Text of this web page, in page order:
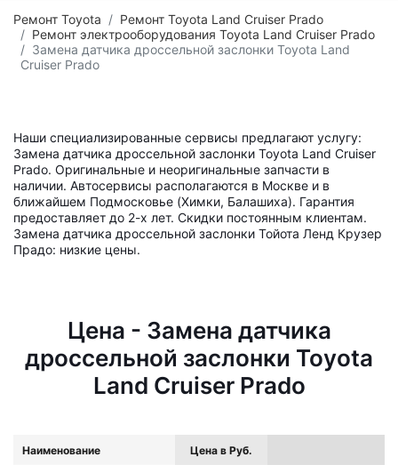
Ремонт Toyota
Ремонт Toyota Land Cruiser Prado
Ремонт электрооборудования Toyota Land Cruiser Prado
Замена датчика дроссельной заслонки Toyota Land
Cruiser Prado
Наши специализированные сервисы предлагают услугу:
Замена датчика дроссельной заслонки Toyota Land Cruiser
Prado. Оригинальные и неоригинальные запчасти в
наличии. Автосервисы располагаются в Москве и в
ближайшем Подмосковье (Химки, Балашиха). Гарантия
предоставляет до 2-х лет. Скидки постоянным клиентам.
Замена датчика дроссельной заслонки Тойота Ленд Крузер
Прадо: низкие цены.
Цена - Замена датчика
дроссельной заслонки Toyota
Land Cruiser Prado
Наименование Цена в Руб.